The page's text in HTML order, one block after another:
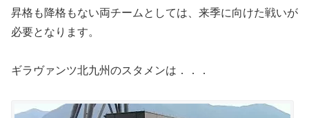
昇格も降格もない両チームとしては、来季に向けた戦いが
必要となります。
ギラヴァンツ北九州のスタメンは．．．